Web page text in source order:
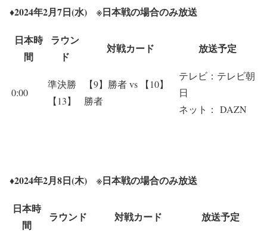
♦2024年2月7日(水) ※日本戦の場合のみ放送
日本時
間
ラウン
ド
対戦カード 放送予定
0:00
準決勝
【13】
【9】勝者 vs 【10】
勝者
テレビ：テレビ朝
日
ネット： DAZN
♦2024年2月8日(木) ※日本戦の場合のみ放送
日本時
間
ラウンド 対戦カード 放送予定